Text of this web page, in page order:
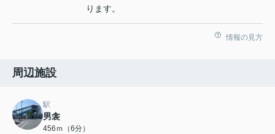
ります。
情報の見方
周辺施設
駅
男衾
456ｍ（6分）